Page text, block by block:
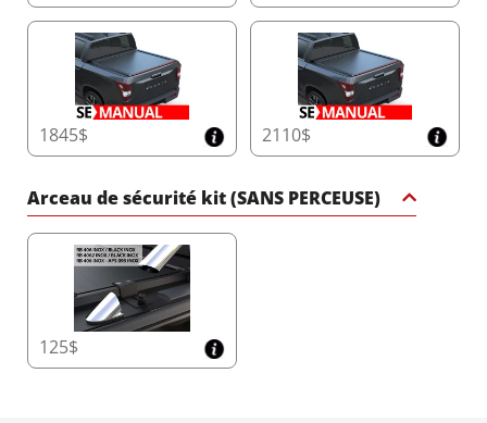
1845$ 2110$
Arceau de sécurité kit (SANS PERCEUSE)
125$